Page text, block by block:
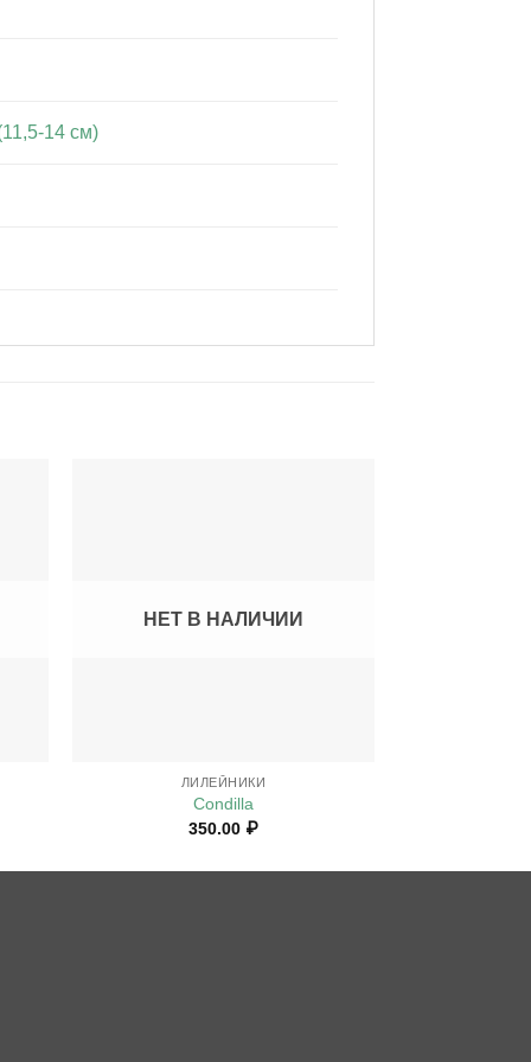
14 см)
НЕТ В НАЛИЧИИ
ЛИЛЕЙНИКИ
Condilla
350.00 ₽